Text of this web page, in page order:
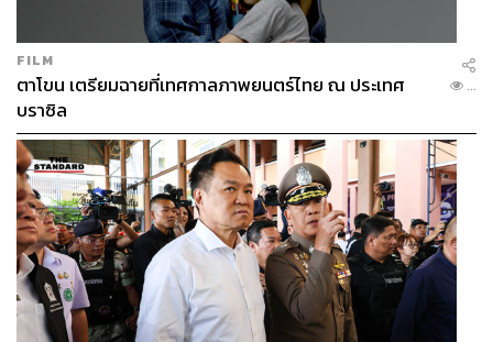
FILM
ตาโขน เตรียมฉายที่เทศกาลภาพยนตร์ไทย ณ ประเทศ
บราซิล
...